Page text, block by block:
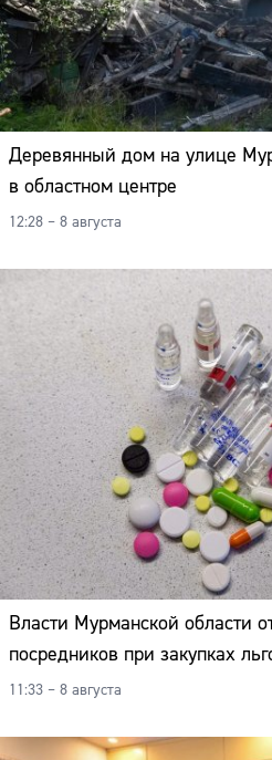
Деревянный дом на улице
в областном центре
12:28 – 8 августа
Власти Мурманской области
посредников при закупках
11:33 – 8 августа